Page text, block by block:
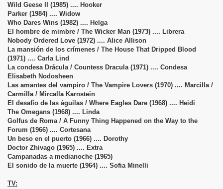
Wild Geese II (1985) .... Hooker
Parker (1984) .... Widow
Who Dares Wins (1982) .... Helga
El hombre de mimbre / The Wicker Man (1973) .... Librera
Nobody Ordered Love (1972) .... Alice Allison
La mansión de los crímenes / The House That Dripped Blood
(1971) .... Carla Lind
La condesa Drácula / Countess Dracula (1971) .... Condesa
Elisabeth Nodosheen
Las amantes del vampiro / The Vampire Lovers (1970) .... Marcilla /
Carmilla / Mircalla Karnstein
El desafío de las águilas / Where Eagles Dare (1968) .... Heidi
The Omegans (1968) .... Linda
Golfus de Roma / A Funny Thing Happened on the Way to the
Forum (1966) .... Cortesana
Un beso en el puerto (1966) .... Dorothy
Doctor Zhivago (1965) .... Extra
Campanadas a medianoche (1965)
El sonido de la muerte (1964) .... Sofia Minelli
TV: